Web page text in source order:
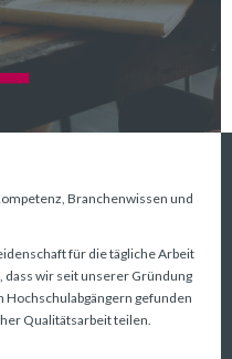
Branchenwissen und
für die tägliche Arbeit
dass wir seit unserer Gründung
Hochschulabgängern gefunden
Qualitätsarbeit teilen.